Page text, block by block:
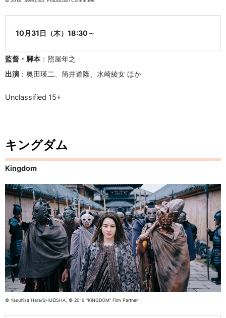
10月31日（木）18:30～
監督・脚本：照屋年之
出演 ：奥田瑛二、筒井道隆、水崎綾女 ほか
Unclassified 15+
キングダム
Kingdom
© Yasuhisa Hara/SHUEISHA, © 2019 “KINGDOM” Film Partner